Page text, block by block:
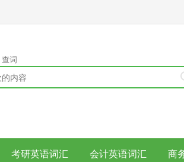
查词
考研英语词汇 会计英语词汇 商